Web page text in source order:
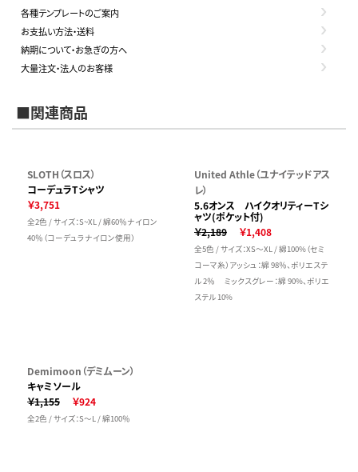
各種テンプレートのご案内
お支払い方法・送料
納期について・お急ぎの方へ
大量注文・法人のお客様
■関連商品
SLOTH（スロス）
コーデュラTシャツ
￥3,751
全2色 / サイズ：S~XL / 綿60％ナイロン
40％（コーデュラナイロン使用）
United Athle（ユナイテッドアス
レ）
5.6オンス ハイクオリティーTシ
ャツ(ポケット付)
￥2,189
￥1,408
全5色 / サイズ：XS～XL / 綿100%（セミ
コーマ糸）アッシュ：綿 98％、ポリエステ
ル 2％ ミックスグレー：綿 90%、ポリエ
ステル 10%
Demimoon（デミムーン）
キャミソール
￥1,155
￥924
全2色 / サイズ：S～L / 綿100％